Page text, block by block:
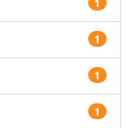
1
1
1